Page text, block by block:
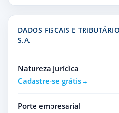
DADOS FISCAIS E
S.A.
Natureza jurídica
Cadastre-se grátis
Porte empresarial